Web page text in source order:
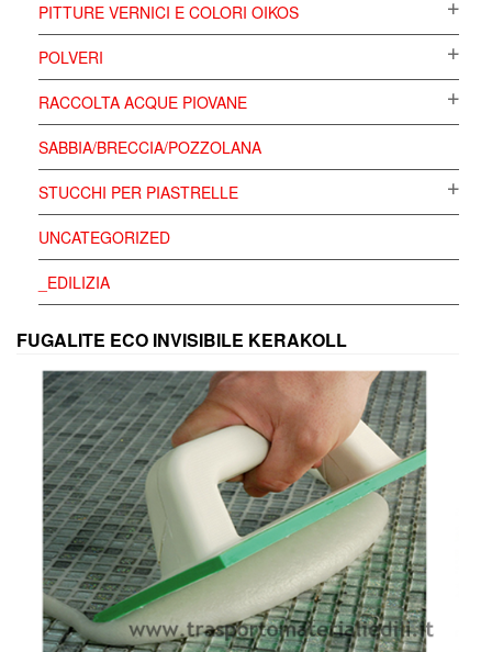
PITTURE VERNICI E COLORI OIKOS
POLVERI
RACCOLTA ACQUE PIOVANE
SABBIA/BRECCIA/POZZOLANA
STUCCHI PER PIASTRELLE
UNCATEGORIZED
_EDILIZIA
FUGALITE ECO INVISIBILE KERAKOLL